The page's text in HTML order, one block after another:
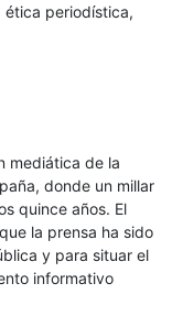
ética periodística,
mediática de la
donde un millar
quince años. El
la prensa ha sido
y para situar el
informativo